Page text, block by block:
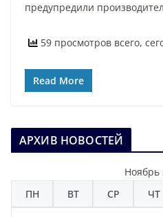
предупредили
59 просмотров всего,
Read More
АРХИВ НОВОСТЕЙ
Ноябрь
ПН
ВТ СР ЧТ